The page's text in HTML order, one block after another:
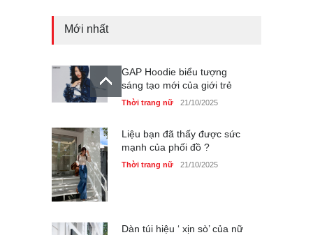
Mới nhất
GAP Hoodie biểu tượng
sáng tạo mới của giới trẻ
Thời trang nữ 21/10/2025
Liệu bạn đã thấy được sức
mạnh của phối đồ ?
Thời trang nữ 21/10/2025
Dàn túi hiệu ‘ xịn sò’ của nữ